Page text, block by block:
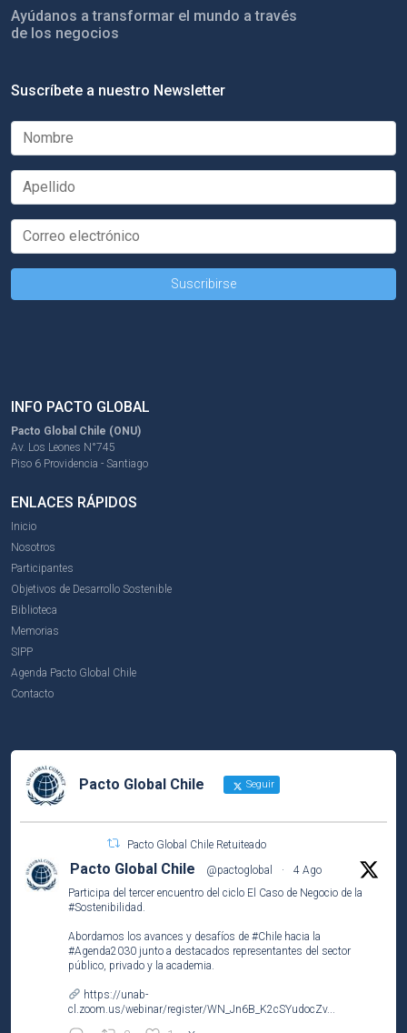
Ayúdanos a transformar el mundo a través
de los negocios
Suscríbete a nuestro Newsletter
INFO PACTO GLOBAL
Pacto Global Chile (ONU)
Av. Los Leones N°745
Piso 6 Providencia - Santiago
ENLACES RÁPIDOS
Inicio
Nosotros
Participantes
Objetivos de Desarrollo Sostenible
Biblioteca
Memorias
SIPP
Agenda Pacto Global Chile
Contacto
Pacto Global Chile Seguir
Pacto Global Chile Retuiteado
Pacto Global Chile @pactoglobal ·
4 Ago
Participa del tercer encuentro del ciclo El Caso de Negocio de la
#Sostenibilidad
Abordamos los avances y desafíos de #Chile hacia la
#Agenda2030 junto a destacados representantes del sector
público, privado y la academia.
https://unab-
cl.zoom.us/webinar/register/WN_Jn6B_K2cSYudocZv...